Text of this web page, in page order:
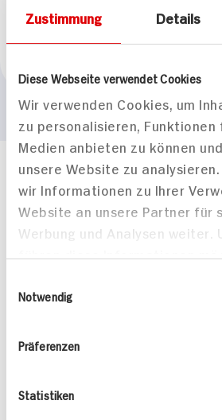
Zustimmung Details
Diese Webseite verwendet Cookies
Wir verwenden Cookies, um
zu personalisieren, Funktionen
Medien anbieten zu können
unsere Website zu
wir Informationen zu Ihrer
Website an unsere Partner für
Werbung und Analysen weiter.
bereitgestellt haben oder die
Notwendig
Präferenzen
Statistiken
Marke
Häufig gestellte Fragen
Mehr Informationen in unserem FAQ
kontakt
hit.de
Wir beantworten gerne Ihre Fragen
Freitags: 9 bis 13 Uhr